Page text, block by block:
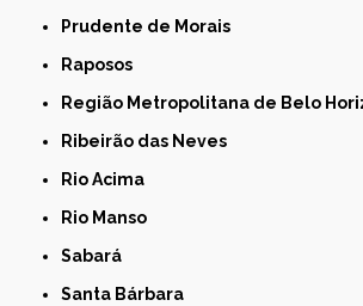
Prudente de Morais
Raposos
Região Metropolitana de Belo
Ribeirão das Neves
Rio Acima
Rio Manso
Sabará
Santa Bárbara